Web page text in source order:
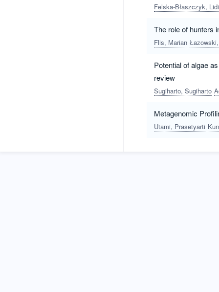
Felska-Błaszczyk,
The role of hunters
Flis, Marian
Potential of algae
review
Sugiharto, Sugiharto
Metagenomic
Utami, Prasetyarti